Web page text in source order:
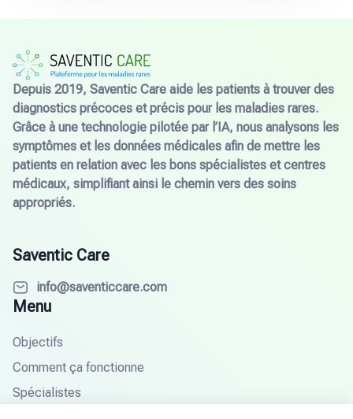
Depuis 2019, Saventic Care aide les patients à trouver des
diagnostics précoces et précis pour les maladies rares.
Grâce à une technologie pilotée par l’IA, nous analysons les
symptômes et les données médicales afin de mettre les
patients en relation avec les bons spécialistes et centres
médicaux, simplifiant ainsi le chemin vers des soins
appropriés.
Saventic Care
info@saventiccare.com
Menu
Objectifs
Comment ça fonctionne
Spécialistes